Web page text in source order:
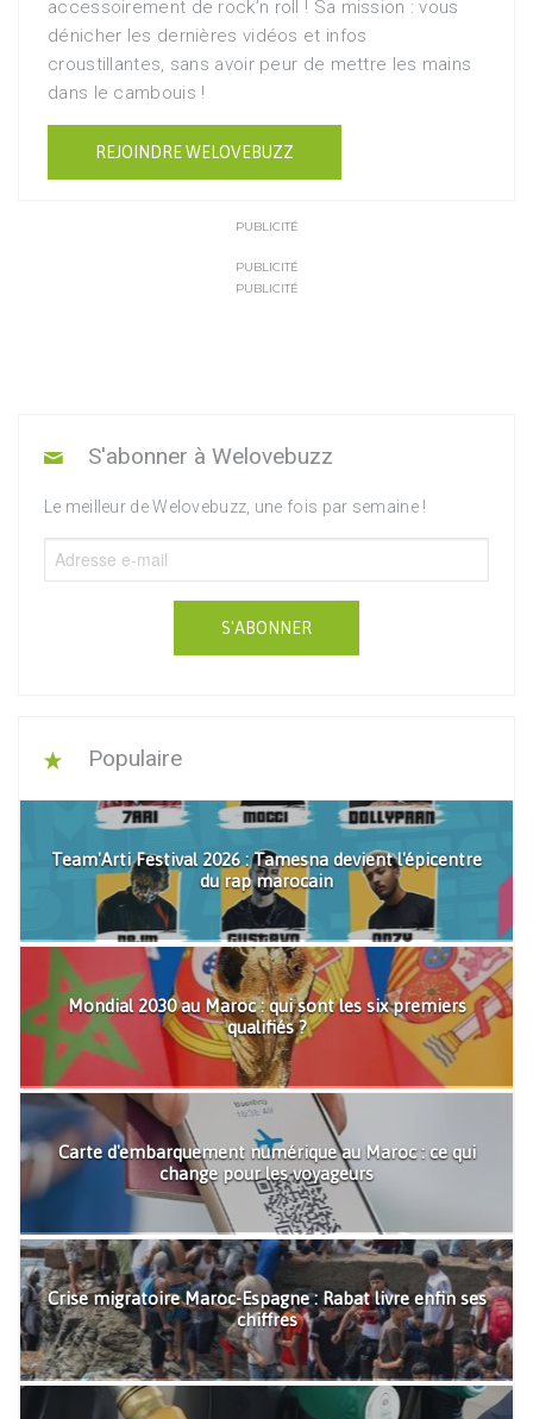
accessoirement de rock’n roll ! Sa mission : vous
dénicher les dernières vidéos et infos
croustillantes, sans avoir peur de mettre les mains
dans le cambouis !
REJOINDRE WELOVEBUZZ
PUBLICITÉ
PUBLICITÉ
PUBLICITÉ
S'abonner à Welovebuzz
Le meilleur de Welovebuzz, une fois par semaine !
S'ABONNER
Populaire
Team'Arti Festival 2026 : Tamesna devient l'épicentre
du rap marocain
Mondial 2030 au Maroc : qui sont les six premiers
qualifiés ?
Carte d'embarquement numérique au Maroc : ce qui
change pour les voyageurs
Crise migratoire Maroc-Espagne : Rabat livre enfin ses
chiffres